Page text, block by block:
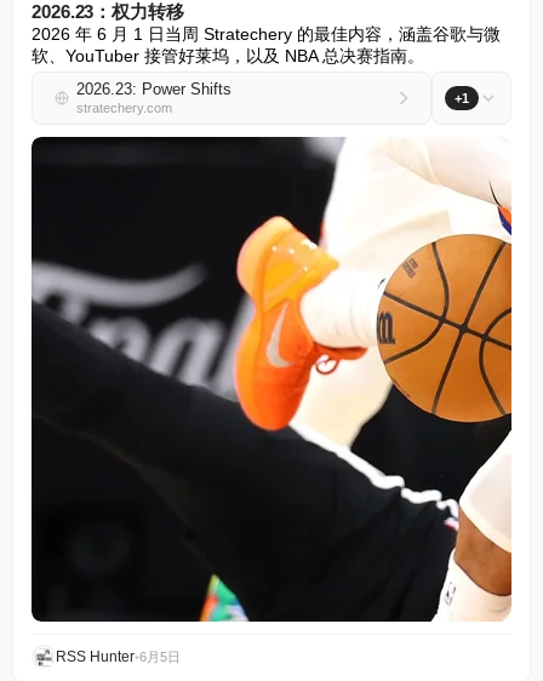
2026.23：权力转移
2026 年 6 月 1 日当周 Stratechery 的最佳内容，涵盖谷歌与微
软、YouTuber 接管好莱坞，以及 NBA 总决赛指南。
2026.23: Power Shifts
stratechery.com
+1
RSS Hunter•6月5日